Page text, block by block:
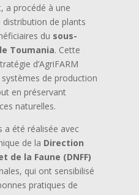
a procédé à une
de plants
du sous-
Toumania. Cette
d’AgriFARM
de production
en préservant
naturelles.
a été réalisée avec
de la Direction
de la Faune (DNFF)
qui ont sensibilisé
pratiques de